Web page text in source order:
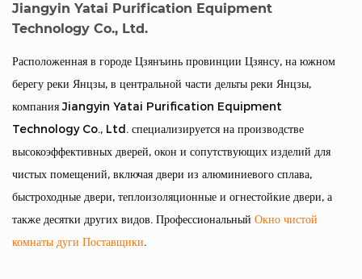
Jiangyin Yatai Purification Equipment
Technology Co., Ltd.
Расположенная в городе Цзянъинь провинции Цзянсу, на южном
берегу реки Янцзы, в центральной части дельты реки Янцзы,
компания Jiangyin Yatai Purification Equipment
Technology Co., Ltd. специализируется на производстве
высокоэффективных дверей, окон и сопутствующих изделий для
чистых помещений, включая двери из алюминиевого сплава,
быстроходные двери, теплоизоляционные и огнестойкие двери, а
также десятки других видов. Профессиональный Окно чистой
комнаты дуги Поставщики.